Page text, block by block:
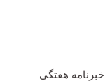
خبرنامه هفتگی